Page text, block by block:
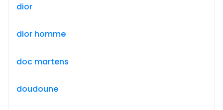
dior
dior homme
doc martens
doudoune